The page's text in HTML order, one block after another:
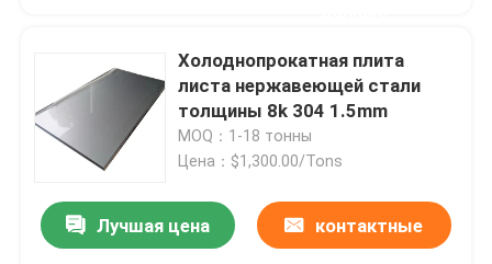
Холоднопрокатная плита
листа нержавеющей стали
толщины 8k 304 1.5mm
MOQ：1-18 тонны
Цена：$1,300.00/Tons
Лучшая цена контактные